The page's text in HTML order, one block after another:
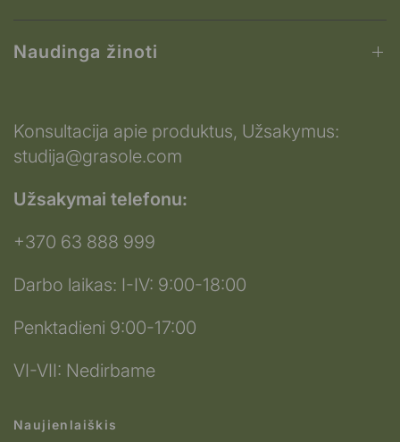
Naudinga žinoti
Konsultacija apie produktus, Užsakymus:
studija@grasole.com
Užsakymai telefonu:
+370 63 888 999
Darbo laikas: I-IV: 9:00-18:00
Penktadieni 9:00-17:00
VI-VII: Nedirbame
Naujienlaiškis